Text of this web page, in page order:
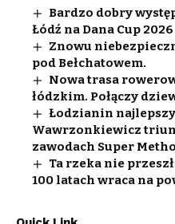
Bardzo dobry
Łódź na Dana Cup 2026
Znowu
pod Bełchatowem.
Nowa trasa
łódzkim. Połączy
Łodzianin
Wawrzonkiewicz
zawodach Super
Ta rzeka nie
100 latach wraca na